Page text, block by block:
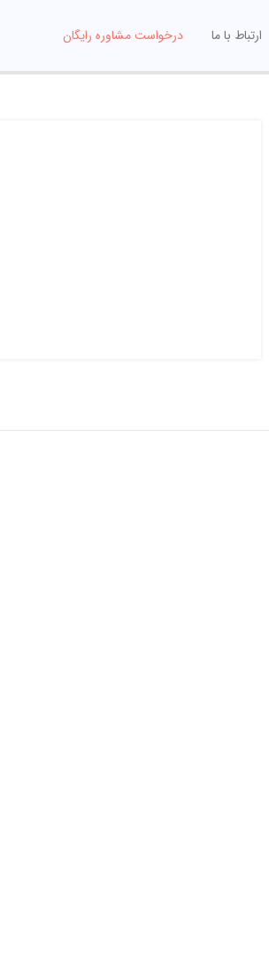
ارتباط با ما درخواست مشاوره رایگان